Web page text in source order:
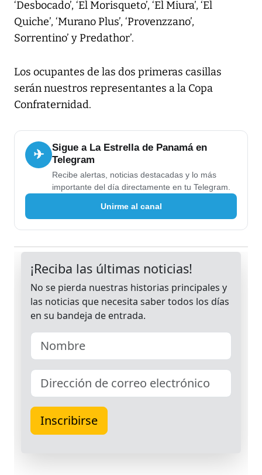
‘Desbocado’, ‘El Morisqueto’, ‘El Miura’, ‘El
Quiche’, ‘Murano Plus’, ‘Provenzzano’,
Sorrentino’ y Predathor’.
Los ocupantes de las dos primeras casillas
serán nuestros representantes a la Copa
Confraternidad.
✈
Sigue a La Estrella de Panamá en
Telegram
Recibe alertas, noticias destacadas y lo más
importante del día directamente en tu Telegram.
Unirme al canal